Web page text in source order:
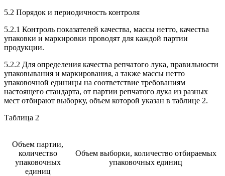
5.2 Порядок и периодичность контроля
5.2.1 Контроль показателей качества, массы нетто, качества
упаковки и маркировки проводят для каждой партии
продукции.
5.2.2 Для определения качества репчатого лука, правильности
упаковывания и маркирования, а также массы нетто
упаковочной единицы на соответствие требованиям
настоящего стандарта, от партии репчатого лука из разных
мест отбирают выборку, объем которой указан в таблице 2.
Таблица 2
Объем партии,
количество
упаковочных
единиц
Объем выборки, количество отбираемых
упаковочных единиц